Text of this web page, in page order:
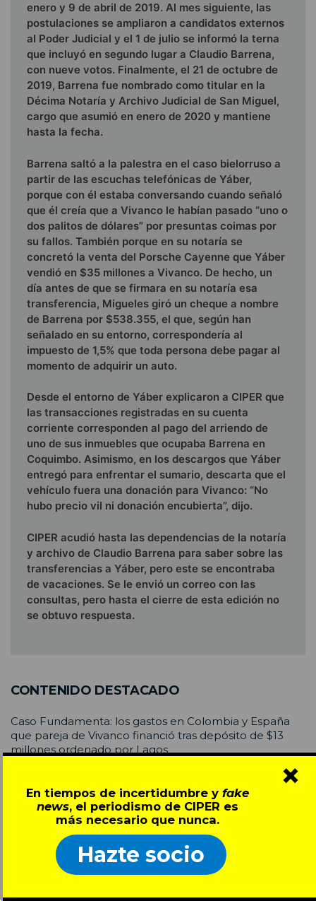
En tiempos de incertidumbre y fake
news, el periodismo de CIPER es
más necesario que nunca.
Hazte socio
×
enero y 9 de abril de 2019. Al mes siguiente, las
postulaciones se ampliaron a candidatos externos
al Poder Judicial y el 1 de julio se informó la terna
que incluyó en segundo lugar a Claudio Barrena,
con nueve votos. Finalmente, el 21 de octubre de
2019, Barrena fue nombrado como titular en la
Décima Notaría y Archivo Judicial de San Miguel,
cargo que asumió en enero de 2020 y mantiene
hasta la fecha.
Barrena saltó a la palestra en el caso bielorruso a
partir de las escuchas telefónicas de Yáber,
porque con él estaba conversando cuando señaló
que él creía que a Vivanco le habían pasado “uno o
dos palitos de dólares” por presuntas coimas por
su fallos. También porque en su notaría se
concretó la venta del Porsche Cayenne que Yáber
vendió en $35 millones a Vivanco. De hecho, un
día antes de que se firmara en su notaría esa
transferencia, Migueles giró un cheque a nombre
de Barrena por $538.355, el que, según han
señalado en su entorno, correspondería al
impuesto de 1,5% que toda persona debe pagar al
momento de adquirir un auto.
Desde el entorno de Yáber explicaron a CIPER que
las transacciones registradas en su cuenta
corriente corresponden al pago del arriendo de
uno de sus inmuebles que ocupaba Barrena en
Coquimbo. Asimismo, en los descargos que Yáber
entregó para enfrentar el sumario, descarta que el
vehículo fuera una donación para Vivanco: “No
hubo precio vil ni donación encubierta”, dijo.
CIPER acudió hasta las dependencias de la notaría
y archivo de Claudio Barrena para saber sobre las
transferencias a Yáber, pero este se encontraba
de vacaciones. Se le envió un correo con las
consultas, pero hasta el cierre de esta edición no
se obtuvo respuesta.
CONTENIDO DESTACADO
Caso Fundamenta: los gastos en Colombia y España
que pareja de Vivanco financió tras depósito de $13
millones ordenado por Lagos
8.815 condenados en causas de delitos sexuales contra
menores de 14 años cumplen su pena en libertad